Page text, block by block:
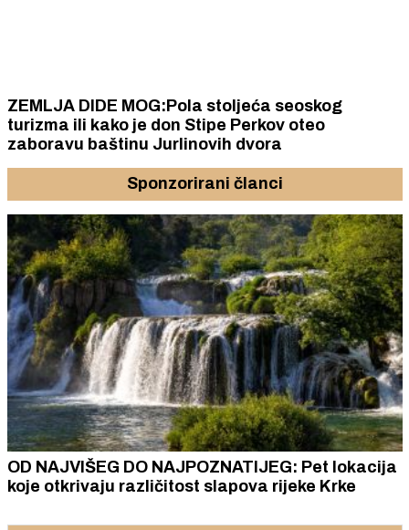
ZEMLJA DIDE MOG:Pola stoljeća seoskog
turizma ili kako je don Stipe Perkov oteo
zaboravu baštinu Jurlinovih dvora
Sponzorirani članci
OD NAJVIŠEG DO NAJPOZNATIJEG: Pet lokacija
koje otkrivaju različitost slapova rijeke Krke